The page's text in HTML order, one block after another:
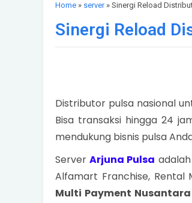
Home » server» Sinergi Reload
Sinergi Reload
Distributor pulsa nasional
Bisa transaksi hingga 24
mendukung bisnis pulsa
ServerArjuna Pulsa
Alfamart Franchise, Rental
Multi Payment Nusantara